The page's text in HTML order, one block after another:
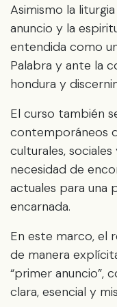
Asimismo la
anuncio y la
entendida como
Palabra y ante la
hondura y
El curso también
contemporáneos
culturales,
necesidad de
actuales para una
encarnada.
En este marco, el
de manera
“primer anuncio”,
clara, esencial y